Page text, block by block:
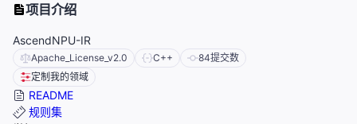
项目介绍
AscendNPU-IR
Apache_License_v2.0 C++ 84提交数
定制我的领域
README
规则集